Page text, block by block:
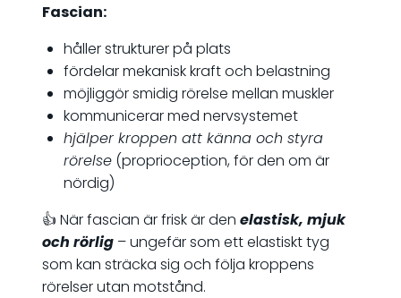
Fascian:
håller strukturer på plats
fördelar mekanisk kraft och belastning
möjliggör smidig rörelse mellan muskler
kommunicerar med nervsystemet
hjälper kroppen att känna och styra
rörelse (proprioception, för den om är
nördig)
👍 När fascian är frisk är den elastisk, mjuk
och rörlig – ungefär som ett elastiskt tyg
som kan sträcka sig och följa kroppens
rörelser utan motstånd.